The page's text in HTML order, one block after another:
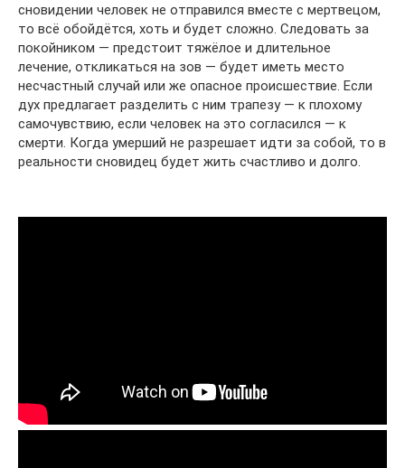
сновидении человек не отправился вместе с мертвецом,
то всё обойдётся, хоть и будет сложно. Следовать за
покойником — предстоит тяжёлое и длительное
лечение, откликаться на зов — будет иметь место
несчастный случай или же опасное происшествие. Если
дух предлагает разделить с ним трапезу — к плохому
самочувствию, если человек на это согласился — к
смерти. Когда умерший не разрешает идти за собой, то в
реальности сновидец будет жить счастливо и долго.